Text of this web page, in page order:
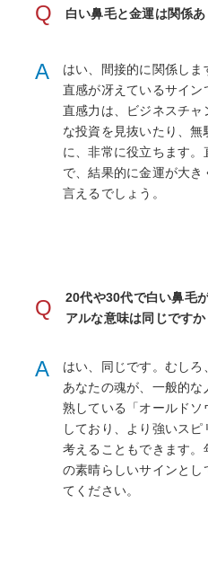
Q 白い鼻毛と金運は関係あ
A
はい、間接的に関係し
直感が冴えているサイ
直感力は、ビジネスチ
な投資を見抜いたり、
に、非常に役立ちます
で、結果的に金運が大
言えるでしょう。
Q
20代や30代で白い鼻毛
アルな意味は同じですか
A
はい、同じです。むしろ
あなたの魂が、一般的
熟している「オールド
しており、より強いス
考えることもできます
の素晴らしいサインと
てください。